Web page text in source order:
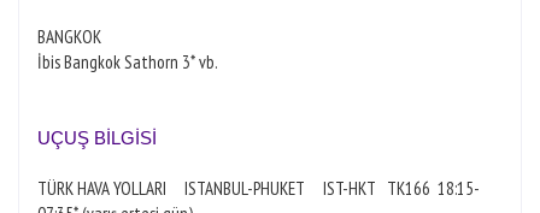
BANGKOK
İbis Bangkok Sathorn 3* vb.
UÇUŞ BİLGİSİ
TÜRK HAVA YOLLARI ISTANBUL-PHUKET IST-HKT TK166 18:15-